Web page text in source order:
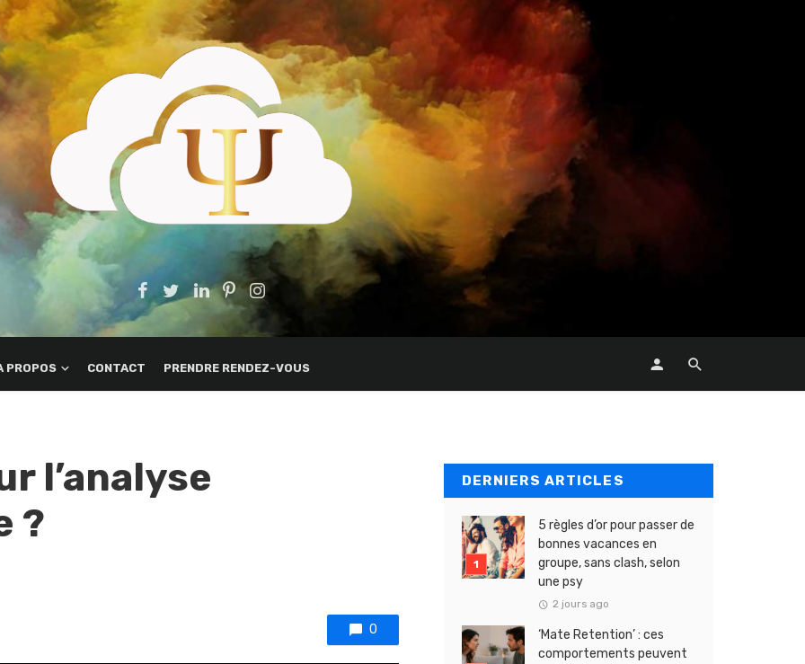
PROPOS CONTACT PRENDRE RENDEZ-VOUS
l’analyse
?
0
DERNIERS ARTICLES
5 règles d’or pour passer de
bonnes vacances en
groupe, sans clash, selon
une psy
2 jours ago
‘Mate Retention’ : ces
comportements peuvent